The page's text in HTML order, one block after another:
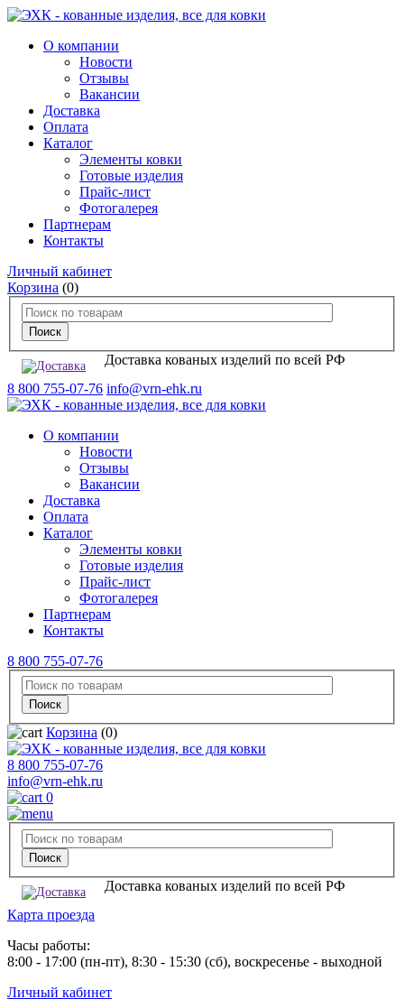
О компании
Новости
Отзывы
Вакансии
Доставка
Оплата
Каталог
Элементы ковки
Готовые изделия
Прайс-лист
Фотогалерея
Партнерам
Контакты
Личный кабинет
Корзина (0)
Доставка кованых изделий по всей РФ
8 800 755-07-76 info@vrn-ehk.ru
О компании
Новости
Отзывы
Вакансии
Доставка
Оплата
Каталог
Элементы ковки
Готовые изделия
Прайс-лист
Фотогалерея
Партнерам
Контакты
8 800 755-07-76
Корзина (0)
8 800 755-07-76
info@vrn-ehk.ru
0
Доставка кованых изделий по всей РФ
Карта проезда
Часы работы:
8:00 - 17:00 (пн-пт), 8:30 - 15:30 (сб), воскресенье - выходной
Личный кабинет